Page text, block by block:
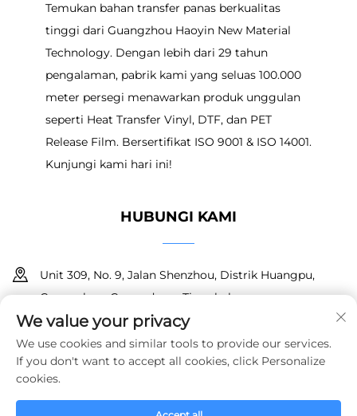
Temukan bahan transfer panas berkualitas
tinggi dari Guangzhou Haoyin New Material
Technology. Dengan lebih dari 29 tahun
pengalaman, pabrik kami yang seluas 100.000
meter persegi menawarkan produk unggulan
seperti Heat Transfer Vinyl, DTF, dan PET
Release Film. Bersertifikat ISO 9001 & ISO 14001.
Kunjungi kami hari ini!
HUBUNGI KAMI
Unit 309, No. 9, Jalan Shenzhou, Distrik Huangpu,
Guangzhou, Guangdong, Tiongkok
+86 18150601728
[email protected]
We value your privacy
We use cookies and similar tools to provide our services.
If you don't want to accept all cookies, click Personalize
cookies.